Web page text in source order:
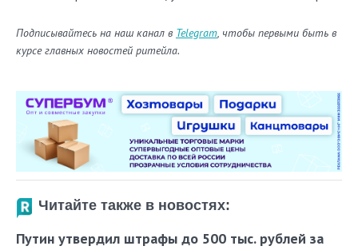
Подписывайтесь на наш канал в Telegram, чтобы первыми быть в
курсе главных новостей ритейла.
Читайте также в новостях:
Путин утвердил штрафы до 500 тыс. рублей за